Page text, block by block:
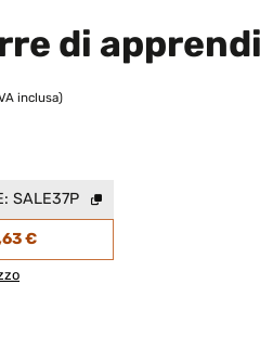
di
inclusa)
SALE37P
€